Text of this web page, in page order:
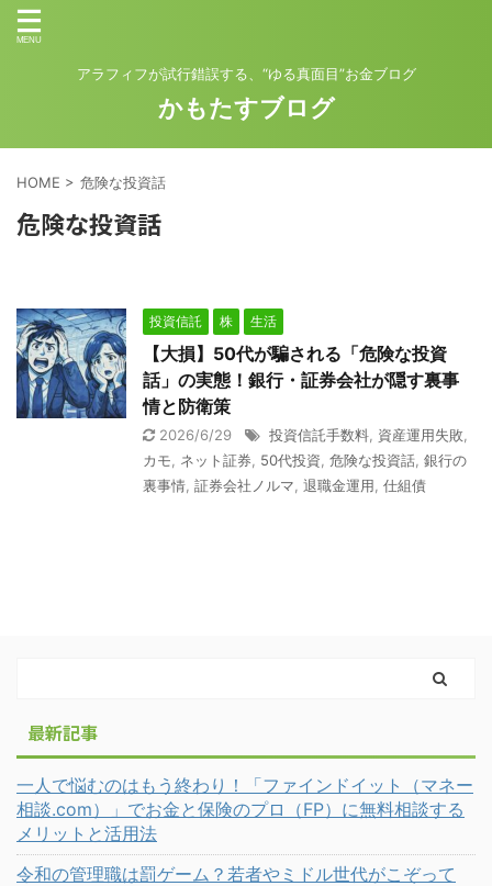
アラフィフが試行錯誤する、“ゆる真面目”お金ブログ
かもたすブログ
HOME > 危険な投資話
危険な投資話
投資信託 株 生活
【大損】50代が騙される「危険な投資
話」の実態！銀行・証券会社が隠す裏事
情と防衛策
2026/6/29 投資信託手数料 資産運用失敗
カモ
ネット証券 50代投資 危険な投資話 銀行の
裏事情 証券会社ノルマ 退職金運用 仕組債
最新記事
一人で悩むのはもう終わり！「ファインドイット（マネー
相談.com）」でお金と保険のプロ（FP）に無料相談する
メリットと活用法
令和の管理職は罰ゲーム？若者やミドル世代がこぞって